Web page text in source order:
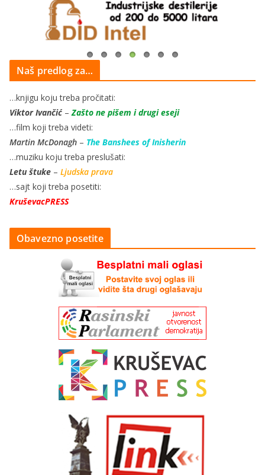
Naš predlog za…
…knjigu koju treba pročitati:
Viktor Ivančić–Zašto ne pišem i drugi eseji
…film koji treba videti:
Martin McDonagh – The Banshees of Inisherin
…muziku koju treba preslušati:
Letu štuke – Ljudska prava
…sajt koji treba posetiti:
KruševacPRESS
Obavezno posetite